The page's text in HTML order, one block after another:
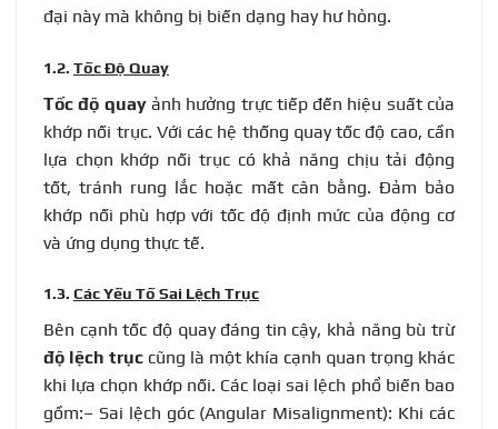
đại này mà không bị biến dạng hay hư hỏng.
1.2. Tốc Độ Quay
Tốc độ quayảnh hưởng trực tiếp đến hiệu suất của
khớp nối trục. Với các hệ thống quay tốc độ cao, cần
lựa chọn khớp nối trục có khả năng chịu tải động
tốt, tránh rung lắc hoặc mất cân bằng. Đảm bảo
khớp nối phù hợp với tốc độ định mức của động cơ
và ứng dụng thực tế.
1.3. Các Yếu Tố Sai Lệch Trục
Bên cạnh tốc độ quay đáng tin cậy, khả năng bù trừ
độ lệch trục cũng là một khía cạnh quan trọng khác
khi lựa chọn khớp nối. Các loại sai lệch phổ biến bao
gồm:– Sai lệch góc (Angular Misalignment): Khi các